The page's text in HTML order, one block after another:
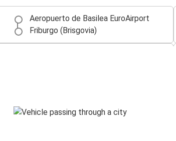
Aeropuerto de Basilea EuroAirport
Friburgo (Brisgovia)